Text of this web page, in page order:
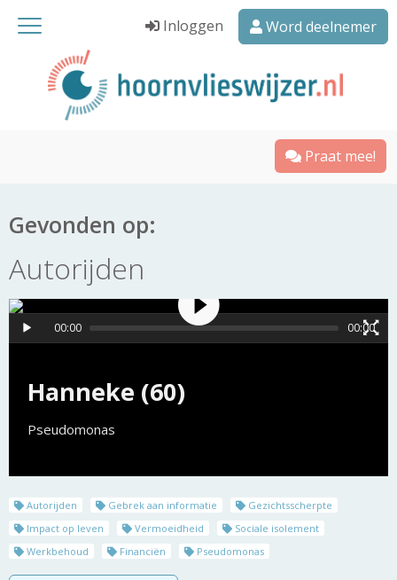
Inloggen Word deelnemer
Praat mee!
Gevonden op:
Autorijden
Hanneke (60)
Pseudomonas
00:00 00:00
Autorijden Gebrek aan informatie
Gezichtsscherpte
Impact op leven
Vermoeidheid
Sociale isolement
Werkbehoud
Financiën Pseudomonas